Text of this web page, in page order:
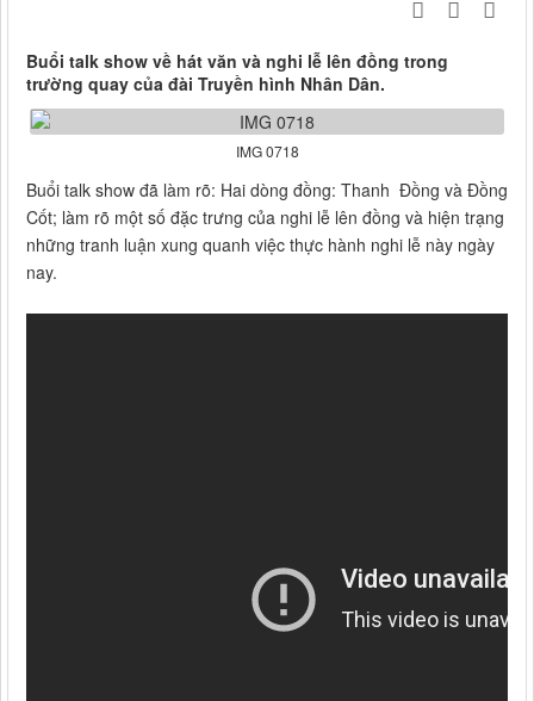
Buổi talk show về hát văn và nghi lễ lên đồng trong
trường quay của đài Truyền hình Nhân Dân.
IMG 0718
Buổi talk show đã làm rõ: Hai dòng đồng: Thanh Đồng và Đồng
Cốt; làm rõ một số đặc trưng của nghi lễ lên đồng và hiện trạng
những tranh luận xung quanh việc thực hành nghi lễ này ngày
nay.